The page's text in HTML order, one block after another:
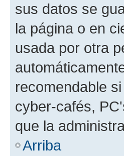
sus datos se
la página o en
usada por otra
recomendable
cyber-cafés,
que la
Arriba